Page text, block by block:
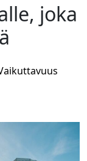
joka